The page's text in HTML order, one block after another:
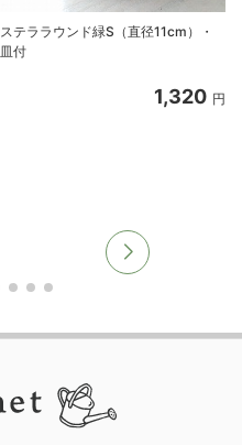
ステララウンド緑S（直径11cm）・
皿付
1,320 円